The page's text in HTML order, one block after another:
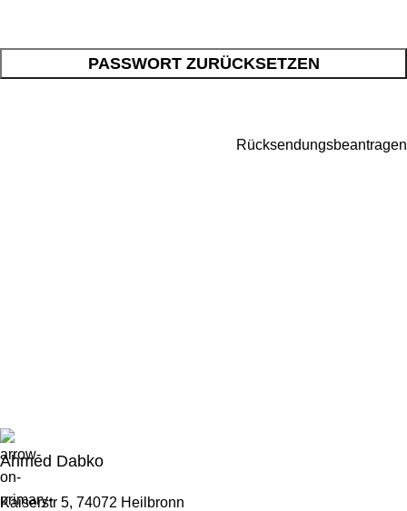
PASSWORT ZURÜCKSETZEN
Rücksendungsbeantragen
Ahmed Dabko
Kaiserstr 5, 74072 Heilbronn